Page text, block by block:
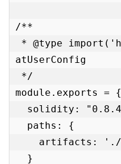
/**
atUserConfig
module.exports = {